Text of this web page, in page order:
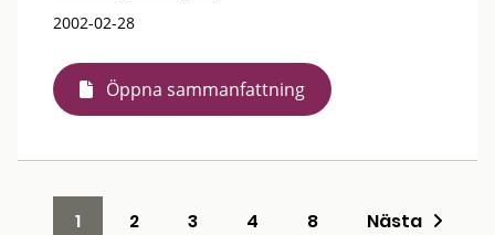
2002-02-28
Öppna sammanfattning
1 2 3 4 8 Nästa